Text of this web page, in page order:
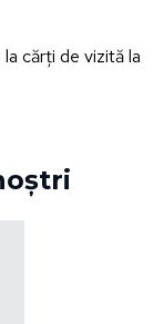
cărți de vizită la